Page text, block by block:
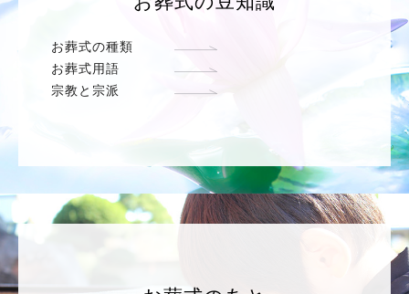
お葬式の種類
お葬式用語
宗教と宗派